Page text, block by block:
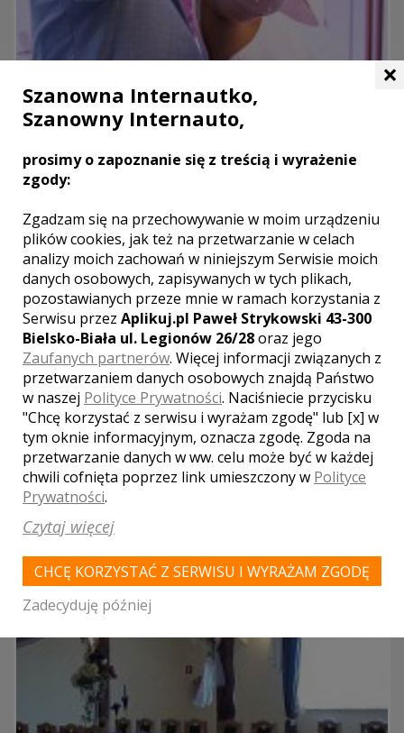
Olkusz
Dworek Przy Lesie to miejsce, gdzie tradycja łączy się z
nowoczesnością, a każda chwila spędzona u nas staje się
niezapomnianym wspomnieniem.
Dworek Przy Lesie – Twoje wymarzone wesele w sercu
dolinek krakowskich.
miejsca noclegowe
parking
kuchnia
klimatyzacja
dla niepełnosprawnych
Liczba miejsc
300
×
Szanowna Internautko,
Szanowny Internauto,
prosimy o zapoznanie się z treścią i wyrażenie
zgody:
Zgadzam się na przechowywanie w moim urządzeniu
plików cookies, jak też na przetwarzanie w celach
analizy moich zachowań w niniejszym Serwisie moich
danych osobowych, zapisywanych w tych plikach,
pozostawianych przeze mnie w ramach korzystania z
Serwisu przez Aplikuj.pl Paweł Strykowski 43-300
Bielsko-Biała ul. Legionów 26/28oraz jego
Zaufanych partnerów. Więcej informacji związanych z
przetwarzaniem danych osobowych znajdą Państwo
w naszej Polityce Prywatności. Naciśniecie przycisku
"Chcę korzystać z serwisu i wyrażam zgodę" lub [x] w
tym oknie informacyjnym, oznacza zgodę. Zgoda na
przetwarzanie danych w ww. celu może być w każdej
chwili cofnięta poprzez link umieszczony w Polityce
Prywatności.
Czytaj więcej
CHCĘ KORZYSTAĆ Z SERWISU I WYRAŻAM ZGODĘ
Zadecyduję później